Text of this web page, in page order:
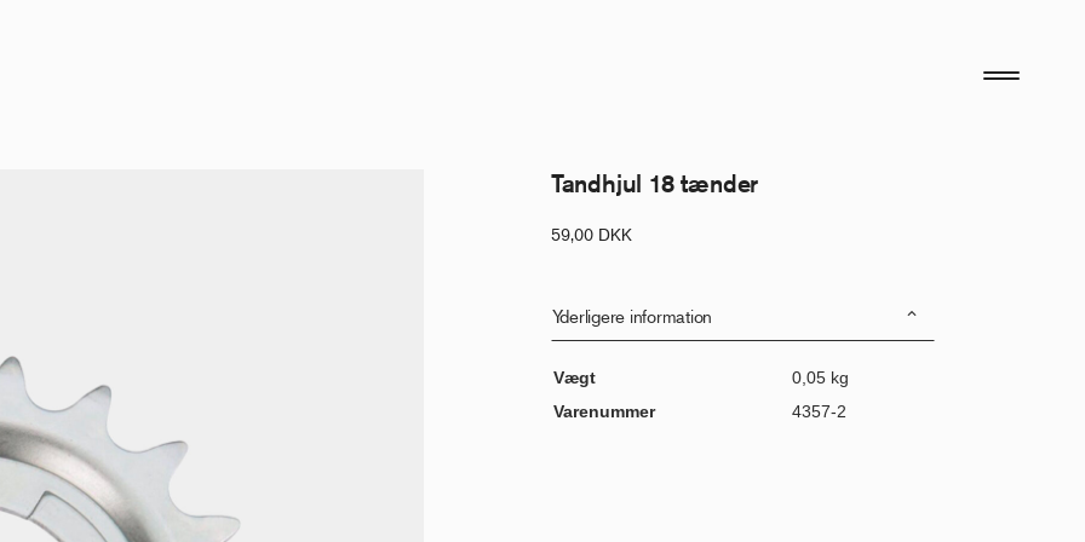
Tandhjul 18 tænder
59,00 DKK
Yderligere information
Vægt
0,05 kg
Varenummer
4357-2